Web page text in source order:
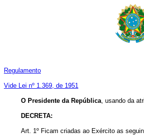
Regulamento
Vide Lei nº 1.369, de 1951
O Presidente da República, usando da
DECRETA:
Art. 1º Ficam criadas ao Exército as